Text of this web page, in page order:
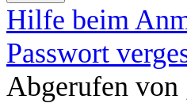
Hilfe beim
Passwort
Abgerufen von